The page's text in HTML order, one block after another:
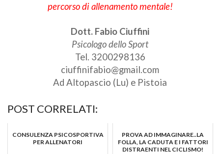
percorso di allenamento mentale!
Dott. Fabio Ciuffini
Psicologo dello Sport
Tel. 3200298136
ciuffinifabio@gmail.com
Ad Altopascio (Lu) e Pistoia
POST CORRELATI:
CONSULENZA PSICOSPORTIVA
PER ALLENATORI
PROVA AD IMMAGINARE..LA
FOLLA, LA CADUTA E I FATTORI
DISTRAENTI NEL CICLISMO!